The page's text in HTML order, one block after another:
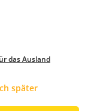
das Ausland
später